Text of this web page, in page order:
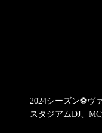
2024シーズン⚽️ヴ
スタジアムDJ、